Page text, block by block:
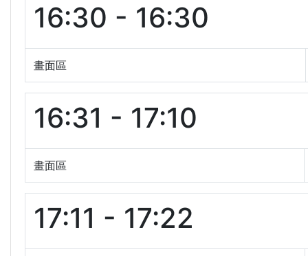
16:30 - 16:30
畫面區
16:31 - 17:10
畫面區
17:11 - 17:22